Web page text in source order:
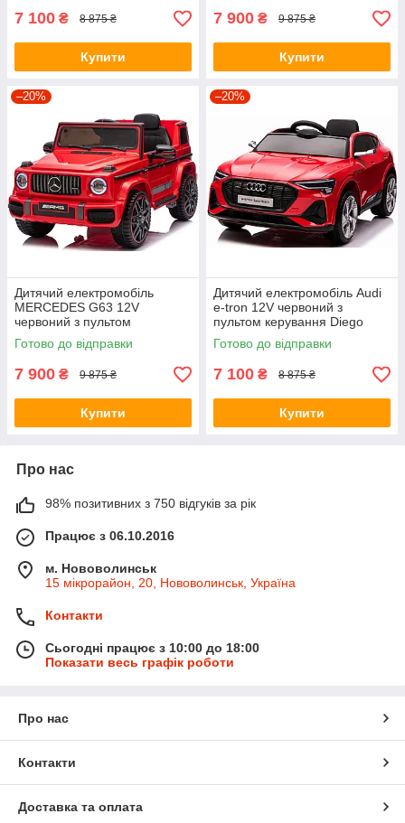
7 100 ₴ 8 875 ₴
Купити
7 900 ₴ 9 875 ₴
Купити
–20%
Дитячий електромобіль
MERCEDES G63 12V
червоний з пультом
керування Diego
Готово до відправки
7 900 ₴ 9 875 ₴
Купити
–20%
Дитячий електромобіль Audi
e-tron 12V червоний з
пультом керування Diego
Готово до відправки
7 100 ₴ 8 875 ₴
Купити
Про нас
98% позитивних з 750 відгуків за рік
Працює з 06.10.2016
м. Нововолинськ
15 мікрорайон, 20, Нововолинськ, Україна
Контакти
Сьогодні працює з 10:00 до 18:00
Показати весь графік роботи
Про нас
Контакти
Доставка та оплата